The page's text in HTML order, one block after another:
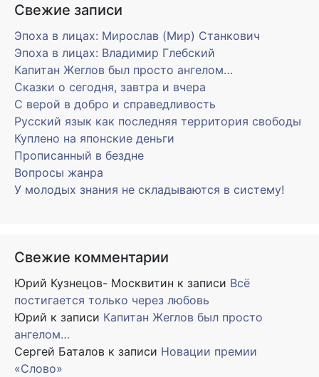
Свежие записи
Эпоха в лицах: Мирослав (Мир) Станкович
Эпоха в лицах: Владимир Глебский
Капитан Жеглов был просто ангелом…
Сказки о сегодня, завтра и вчера
С верой в добро и справедливость
Русский язык как последняя территория свободы
Куплено на японские деньги
Прописанный в бездне
Вопросы жанра
У молодых знания не складываются в систему!
Свежие комментарии
Юрий Кузнецов- Москвитин к записи Всё
постигается только через любовь
Юрий к записи Капитан Жеглов был просто
ангелом…
Сергей Баталов к записи Новации премии
«Слово»